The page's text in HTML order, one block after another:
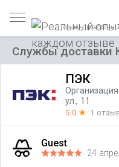
Только
Службы доставки
ПЭК
Организация
ул., 11
5.0 ☆ 1
Guest
24